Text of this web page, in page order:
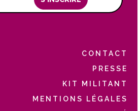
CONTACT
PRESSE
KIT MILITANT
MENTIONS LÉGALES